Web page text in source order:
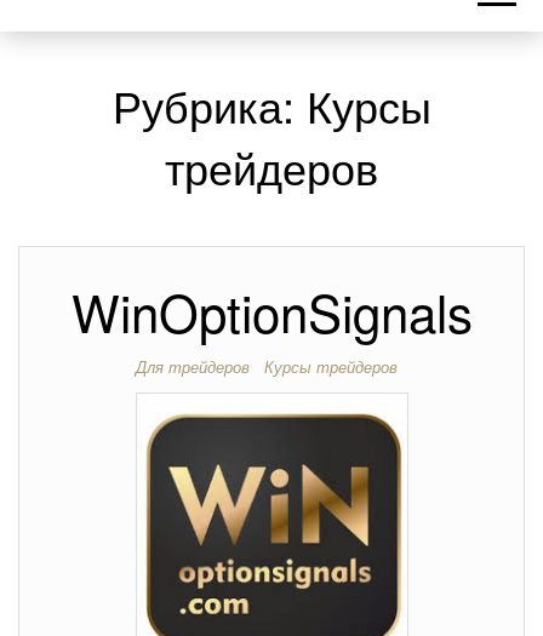
Рубрика: Курсы
трейдеров
WinOptionSignals
Для трейдеров Курсы трейдеров